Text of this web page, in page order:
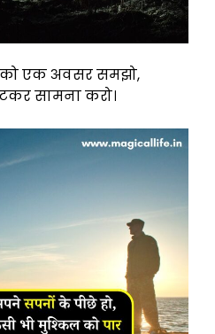
को एक अवसर समझो,
सामना करो।